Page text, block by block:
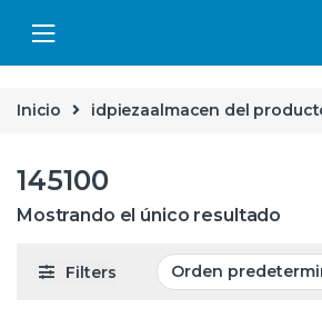
Inicio idpiezaalmacen del
145100
Mostrando el único resultado
Filters